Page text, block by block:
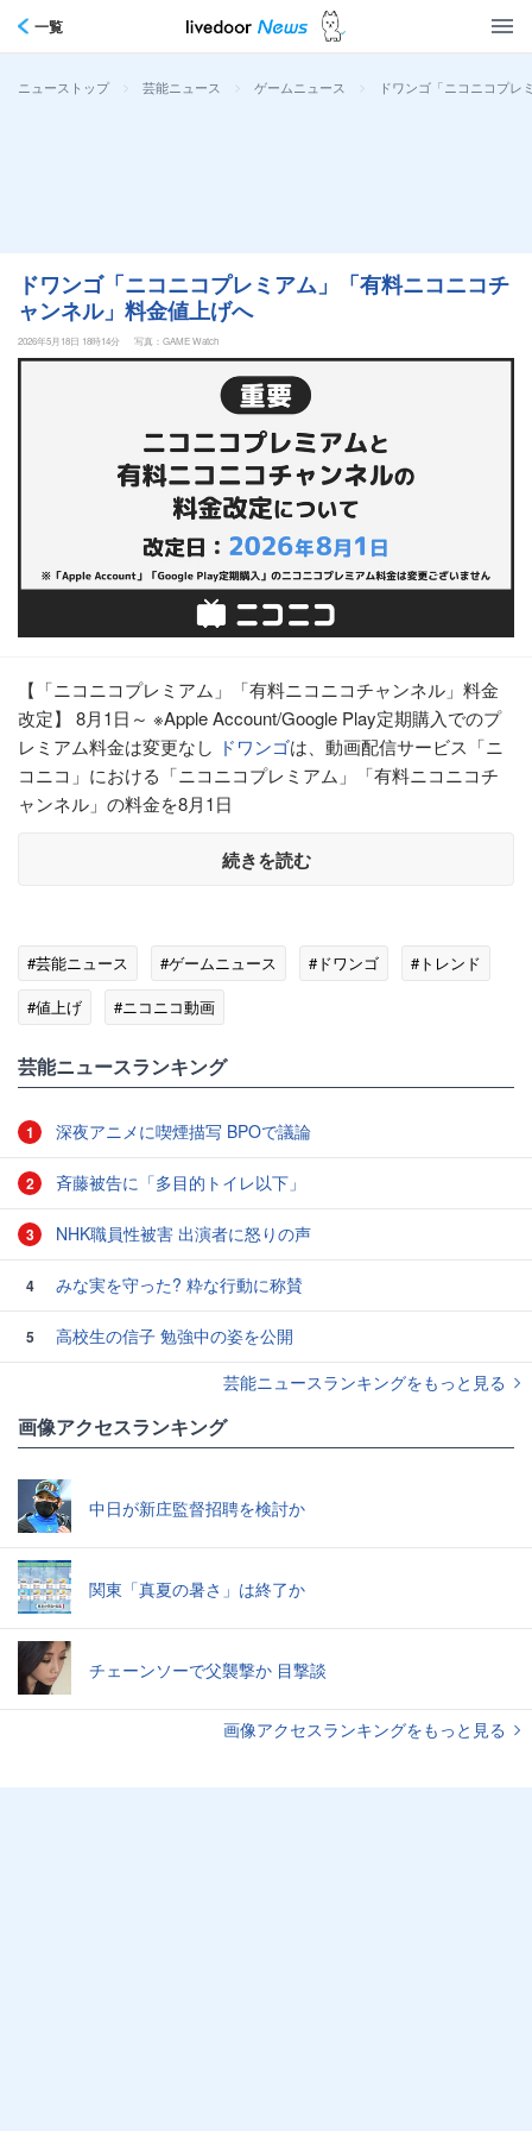
一覧
ニューストップ > 芸能ニュース > ゲームニュース > ドワンゴ「ニコニコプレ
ドワンゴ「ニコニコプレミアム」「有料ニコニコチ
ャンネル」料金値上げへ
2026年5月18日 18時14分 写真：GAME Watch
【「ニコニコプレミアム」「有料ニコニコチャンネル」料金
改定】 8月1日～ ※Apple Account/Google Play定期購入でのプ
レミアム料金は変更なし ドワンゴは、動画配信サービス「ニ
コニコ」における「ニコニコプレミアム」「有料ニコニコチ
ャンネル」の料金を8月1日
続きを読む
#芸能ニュース #ゲームニュース #ドワンゴ
#トレンド
#値上げ
#ニコニコ動画
芸能ニュースランキング
1 深夜アニメに喫煙描写 BPOで議論
2 斉藤被告に「多目的トイレ以下」
3 NHK職員性被害 出演者に怒りの声
4 みな実を守った? 粋な行動に称賛
5
高校生の信子 勉強中の姿を公開
芸能ニュースランキングをもっと見る
画像アクセスランキング
中日が新庄監督招聘を検討か
関東「真夏の暑さ」は終了か
チェーンソーで父襲撃か 目撃談
画像アクセスランキングをもっと見る